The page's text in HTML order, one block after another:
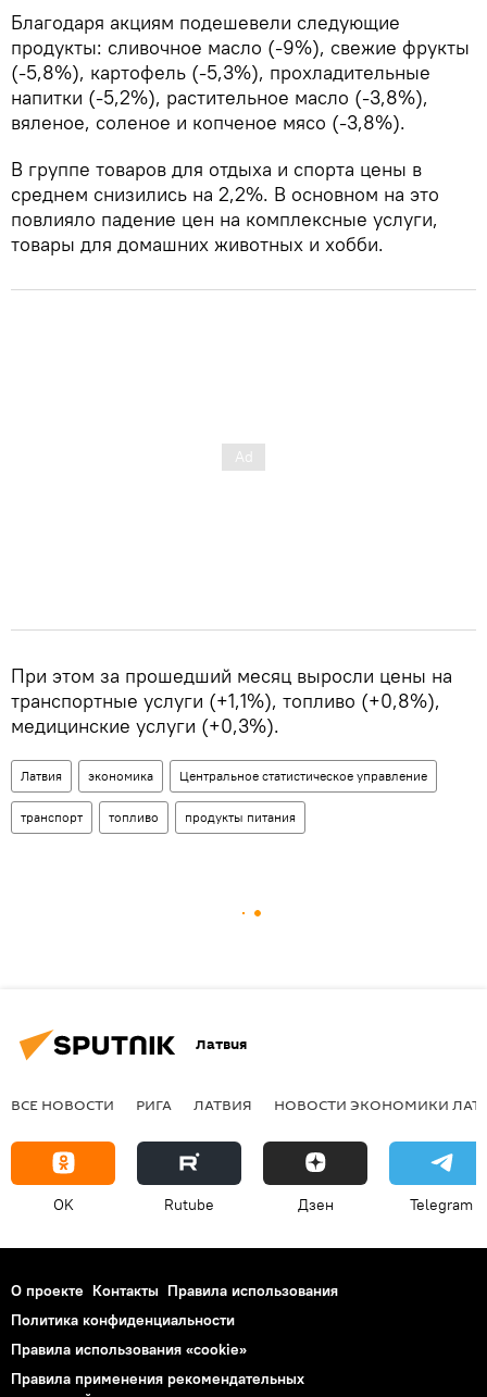
Благодаря акциям подешевели следующие
продукты: сливочное масло (-9%), свежие фрукты
(-5,8%), картофель (-5,3%), прохладительные
напитки (-5,2%), растительное масло (-3,8%),
вяленое, соленое и копченое мясо (-3,8%).
В группе товаров для отдыха и спорта цены в
среднем снизились на 2,2%. В основном на это
повлияло падение цен на комплексные услуги,
товары для домашних животных и хобби.
При этом за прошедший месяц выросли цены на
транспортные услуги (+1,1%), топливо (+0,8%),
медицинские услуги (+0,3%).
Латвия экономика Центральное статистическое управление
транспорт топливо продукты питания
Латвия
ВСЕ НОВОСТИ РИГА ЛАТВИЯ НОВОСТИ ЭКОНОМИКИ
OK Rutube Дзен Telegram
О проекте Контакты Правила использования
Политика конфиденциальности
Правила использования «cookie»
Правила применения рекомендательных